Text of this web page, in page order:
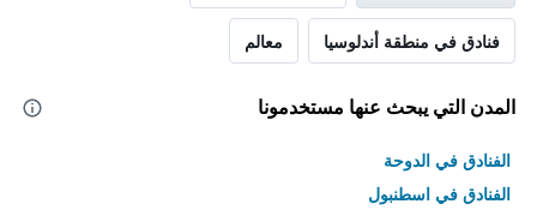
فنادق في منطقة أندلوسيا معالم
المدن التي يبحث عنها مستخدمونا
الفنادق في الدوحة
الفنادق في اسطنبول